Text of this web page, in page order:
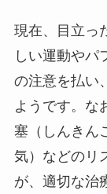
現在、目立っ
しい運動やパ
の注意を払い
ようです。な
塞（しんきん
気）などのリ
が、適切な治